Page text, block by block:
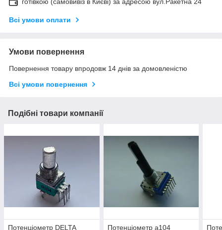
Всі умови оплати
Умови повернення
Повернення товару впродовж 14 днів за домовленістю
Всі умови повернення
Подібні товари компанії
Потенціометр DELTA
Потенціометр a104